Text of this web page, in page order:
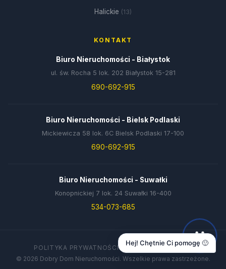
Halickie (13)
KONTAKT
Biuro Nieruchomości - Białystok
ul. św. Rocha 5 lok. 202 Białystok 15-281
690-692-915
Biuro Nieruchomości - Bielsk Podlaski
Mickiewicza 58 lok. 6C Bielsk Podlaski 17-100
690-692-915
Biuro Nieruchomości - Suwałki
Konopnickiej 7 lok. 24 Suwałki 16-400
534-073-685
POLITYKA PRYWATNOŚCIDANE FIRMYKONTAKT
© 2026 Dobry Dom Nieruchomości. Wszelkie prawa zastrzeżone.
Hej! Chętnie Ci pomogę 🙂